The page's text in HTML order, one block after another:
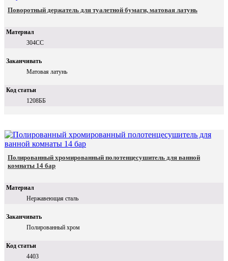
Поворотный держатель для туалетной бумаги, матовая латунь
Материал
304СС
Заканчивать
Матовая латунь
Код статьи
1208ББ
Полированный хромированный полотенцесушитель для ванной
комнаты 14 бар
Материал
Нержавеющая сталь
Заканчивать
Полированный хром
Код статьи
4403